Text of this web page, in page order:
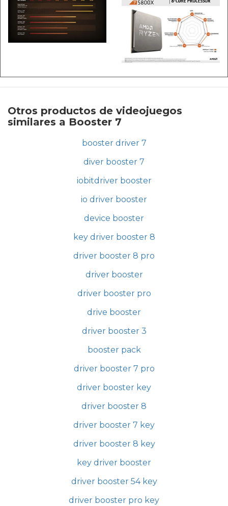
Otros productos de videojuegos
similares a Booster 7
booster driver 7
diver booster 7
iobitdriver booster
io driver booster
device booster
key driver booster 8
driver booster 8 pro
driver booster
driver booster pro
drive booster
driver booster 3
booster pack
driver booster 7 pro
driver booster key
driver booster 8
driver booster 7 key
driver booster 8 key
key driver booster
driver booster 54 key
driver booster pro key